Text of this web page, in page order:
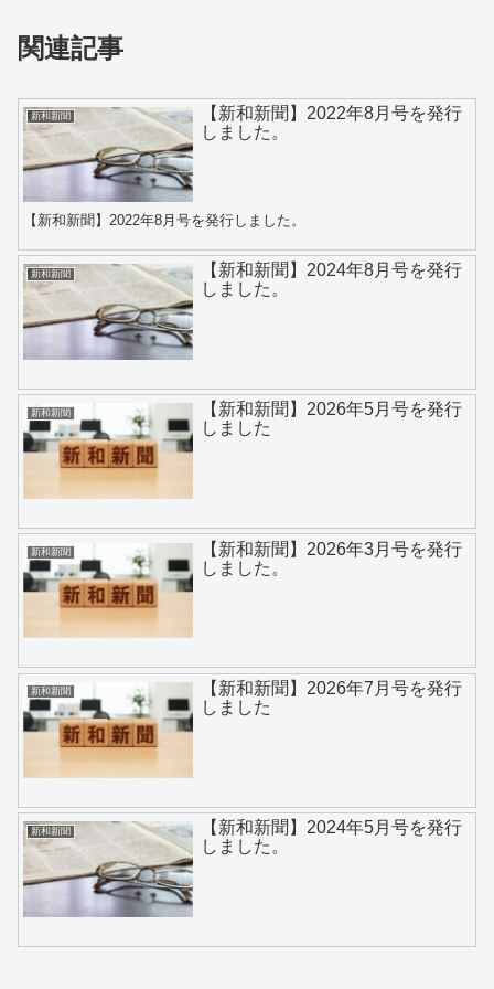
関連記事
新和新聞
【新和新聞】2022年8月号を発行
しました。
【新和新聞】2022年8月号を発行しました。
新和新聞
【新和新聞】2024年8月号を発行
しました。
新和新聞
【新和新聞】2026年5月号を発行
しました
新和新聞
【新和新聞】2026年3月号を発行
しました。
新和新聞
【新和新聞】2026年7月号を発行
しました
新和新聞
【新和新聞】2024年5月号を発行
しました。